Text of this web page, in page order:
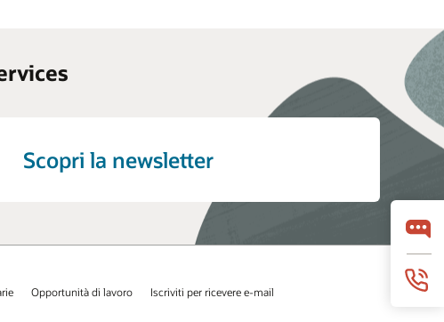
Scopri la newsletter
Opportunità di lavoro Iscriviti per ricevere e-mail